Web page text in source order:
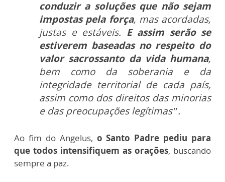
conduzir a soluções que não sejam
impostas pela força, mas acordadas,
justas e estáveis. E assim serão se
estiverem baseadas no respeito do
valor sacrossanto da vida humana,
bem como da soberania e da
integridade territorial de cada país,
assim como dos direitos das minorias
e das preocupações legítimas”.
Ao fim do Angelus, o Santo Padre pediu para
que todos intensifiquem as orações, buscando
sempre a paz.